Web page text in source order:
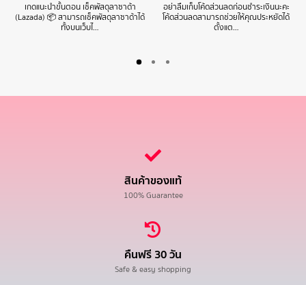
เกดแนะนำขั้นตอน เช็คพัสดุลาซาด้า
(Lazada) 📦 สามารถเช็คพัสดุลาซาด้าได้
ทั้งบนเว็บไ…
อย่าลืมเก็บโค้ดส่วนลดก่อนชำระเงินนะคะ
โค้ดส่วนลดสามารถช่วยให้คุณประหยัดได้
ตั้งแต…
สินค้าของแท้
100% Guarantee
คืนฟรี 30 วัน
Safe & easy shopping